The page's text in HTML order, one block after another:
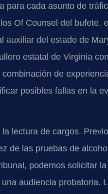
para cada asunto de
Of Counsel del bufete,
auxiliar del estado de
estatal de Virginia
de
posibles fallas en la
lectura de cargos.
de las pruebas de
podemos solicitar la
audiencia probatoria.